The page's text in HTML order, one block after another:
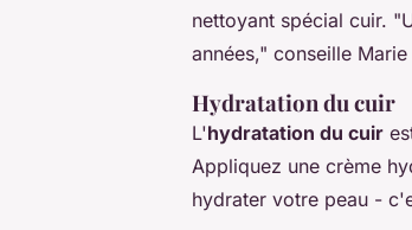
nettoyant spécial cuir.
années," conseille
Hydratation du cuir
L'hydratation du cuir
Appliquez une crème
hydrater votre peau -